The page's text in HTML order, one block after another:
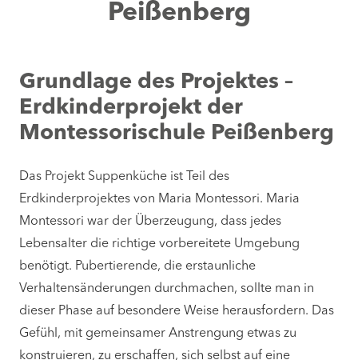
Peißenberg
Grundlage des Projektes –
Erdkinderprojekt der
Montessorischule Peißenberg
Das Projekt Suppenküche ist Teil des
Erdkinderprojektes von Maria Montessori. Maria
Montessori war der Überzeugung, dass jedes
Lebensalter die richtige vorbereitete Umgebung
benötigt. Pubertierende, die erstaunliche
Verhaltensänderungen durchmachen, sollte man in
dieser Phase auf besondere Weise herausfordern. Das
Gefühl, mit gemeinsamer Anstrengung etwas zu
konstruieren, zu erschaffen, sich selbst auf eine